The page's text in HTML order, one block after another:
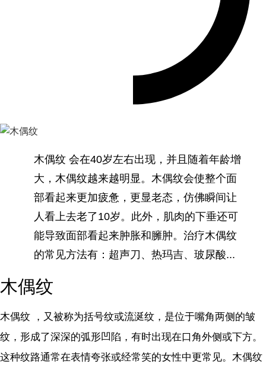
木偶纹 会在40岁左右出现，并且随着年龄增
大，木偶纹越来越明显。木偶纹会使整个面
部看起来更加疲惫，更显老态，仿佛瞬间让
人看上去老了10岁。此外，肌肉的下垂还可
能导致面部看起来肿胀和臃肿。治疗木偶纹
的常见方法有：超声刀、热玛吉、玻尿酸...
木偶纹
木偶纹 ，又被称为括号纹或流涎纹，是位于嘴角两侧的皱
纹，形成了深深的弧形凹陷，有时出现在口角外侧或下方。
这种纹路通常在表情夸张或经常笑的女性中更常见。木偶纹